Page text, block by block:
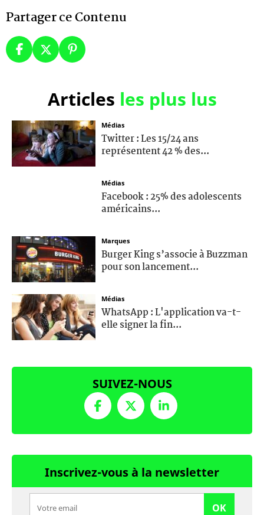
Partager ce Contenu
Articles les plus lus
Médias
Twitter : Les 15/24 ans
représentent 42 % des...
Médias
Facebook : 25% des adolescents
américains...
Marques
Burger King s’associe à Buzzman
pour son lancement...
Médias
WhatsApp : L'application va-t-
elle signer la fin...
SUIVEZ-NOUS
Inscrivez-vous à la newsletter
OK